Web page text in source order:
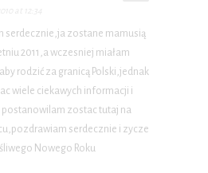
serdecznie,ja zostane mamusią
2011,a wczesniej miałam
rodzić za granicą Polski,jednak
wiele ciekawych informacji i
postanowilam zostac tutaj na
serdecznie i zycze
Nowego Roku